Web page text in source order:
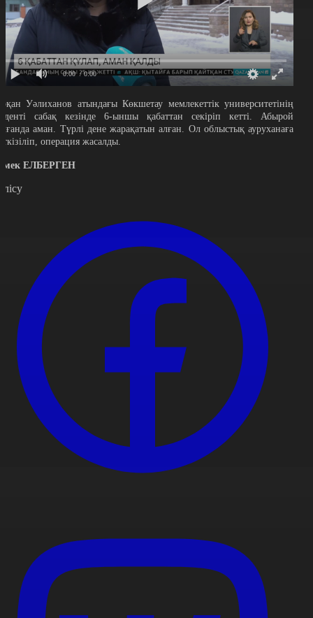
0:00 / 0:00
Уәлиханов атындағы Көкшетау мемлекеттік университетінің
сабақ кезінде 6-ыншы қабаттан секіріп кетті. Абырой
аман. Түрлі дене жарақатын алған. Ол облыстық ауруханаға
операция жасалды.
ЕЛБЕРГЕН